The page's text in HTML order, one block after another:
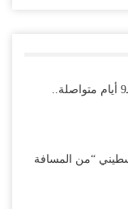
ما السر وراء اهتزاز الأرض لـ9 أيام متواصلة..
“من المسافة